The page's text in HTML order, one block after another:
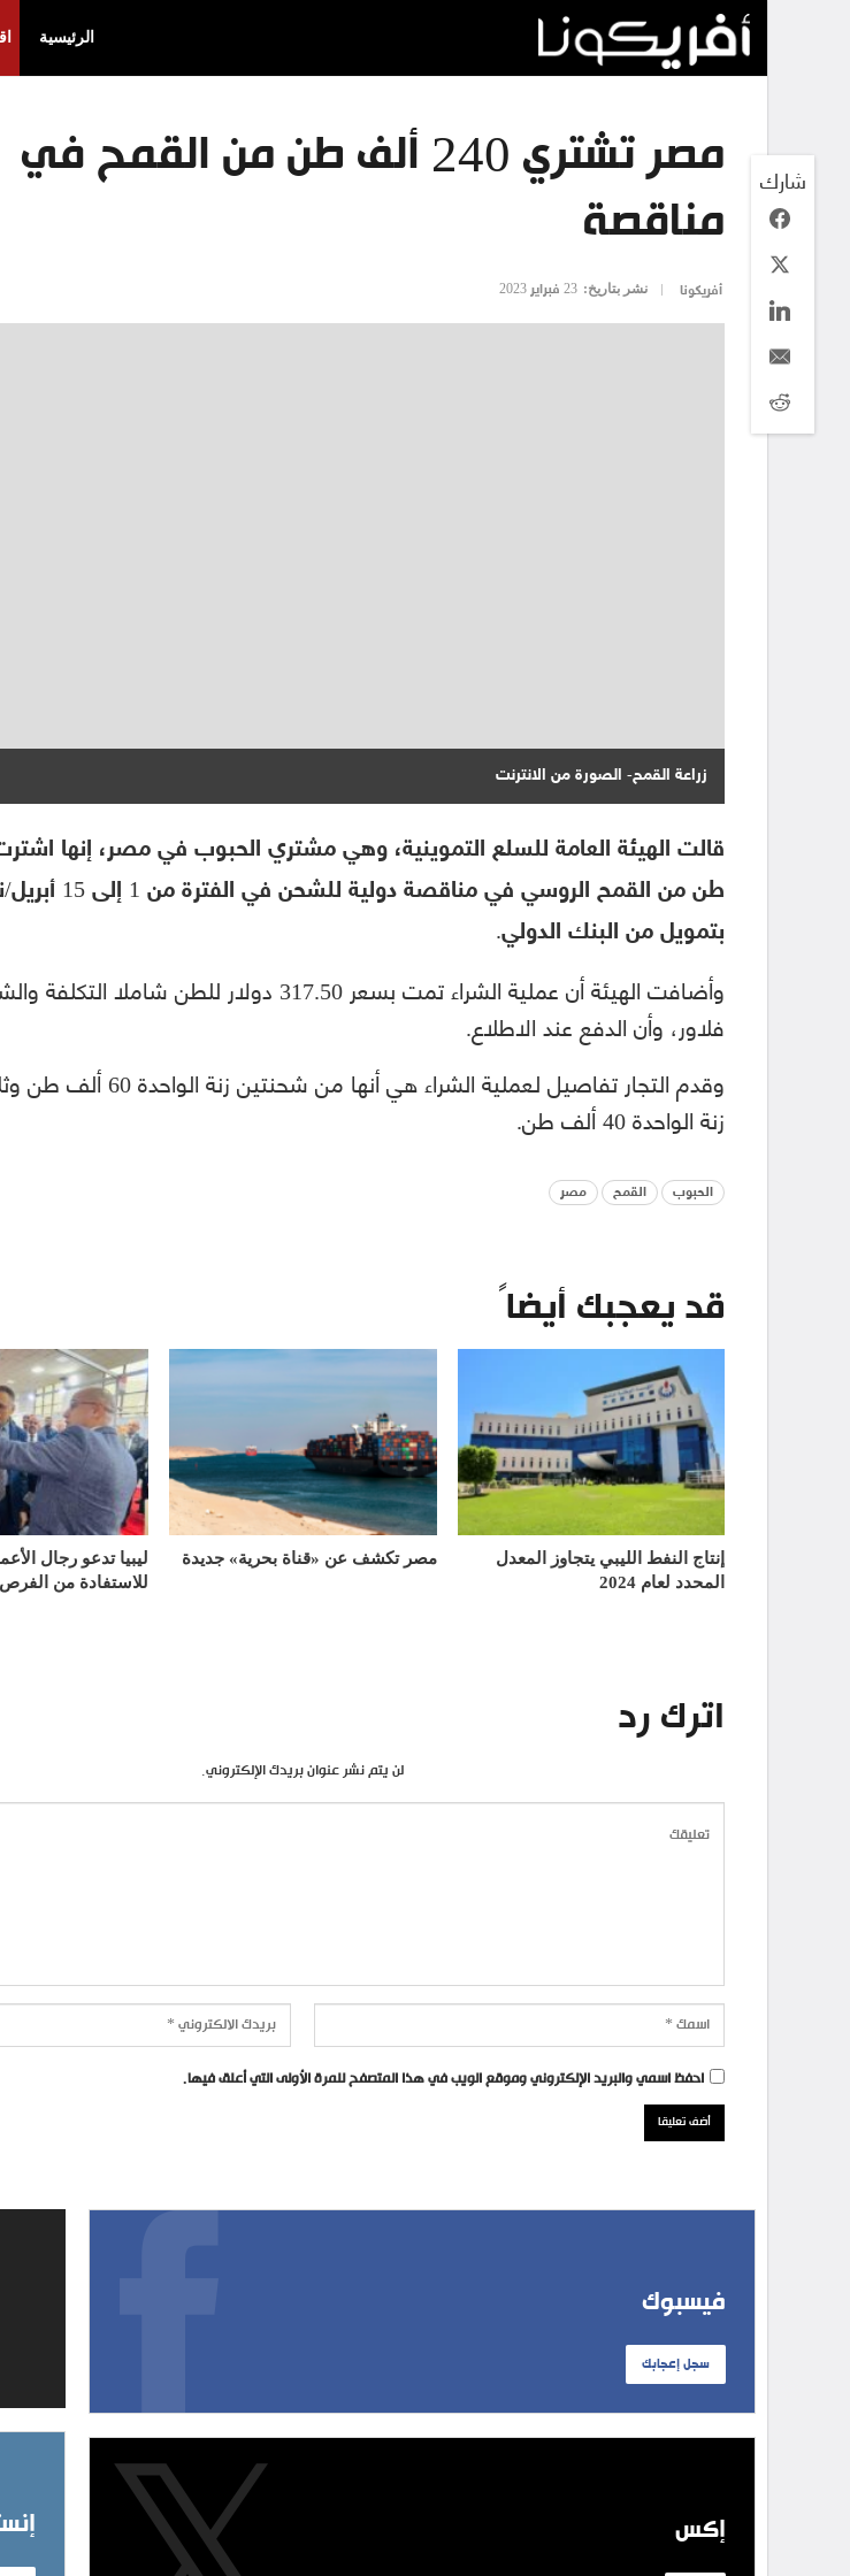
الرئيسية
مصر تشتري 240 ألف طن من القمح في
مناقصة
أفريكونا نشر بتاريخ: 23 فبراير 2023
زراعة القمح- الصورة من الانترنت
شارك
طن من القمح الروسي في مناقصة
بتمويل من البنك الدولي.
وأضافت الهيئة أن عملية الشراء تمت بسعر 317.50 دولار للطن
فلاور، وأن الدفع عند الاطلاع.
وقدم التجار تفاصيل لعملية الشراء هي
زنة الواحدة 40 ألف طن.
الحبوب القمح مصر
قد يعجبك أيضاً
إنتاج النفط الليبي يتجاوز المعدل
المحدد لعام 2024
مصر تكشف عن «قناة بحرية» جديدة
ليبيا تدعو رجال
للاستفادة من الفرص
اترك رد
لن يتم نشر عنوان بريدك الإلكتروني.
احفظ اسمي والبريد الإلكتروني وموقع الويب في هذا المتصفح للمرة الأولى التي أعلق فيها.
فيسبوك
سجل إعجابك
إكس